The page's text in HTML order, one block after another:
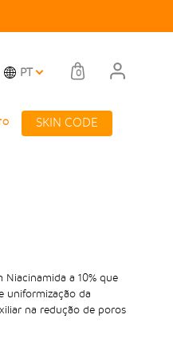
PT 0
SKIN CODE
a 10% que
uniformização da
na redução de poros